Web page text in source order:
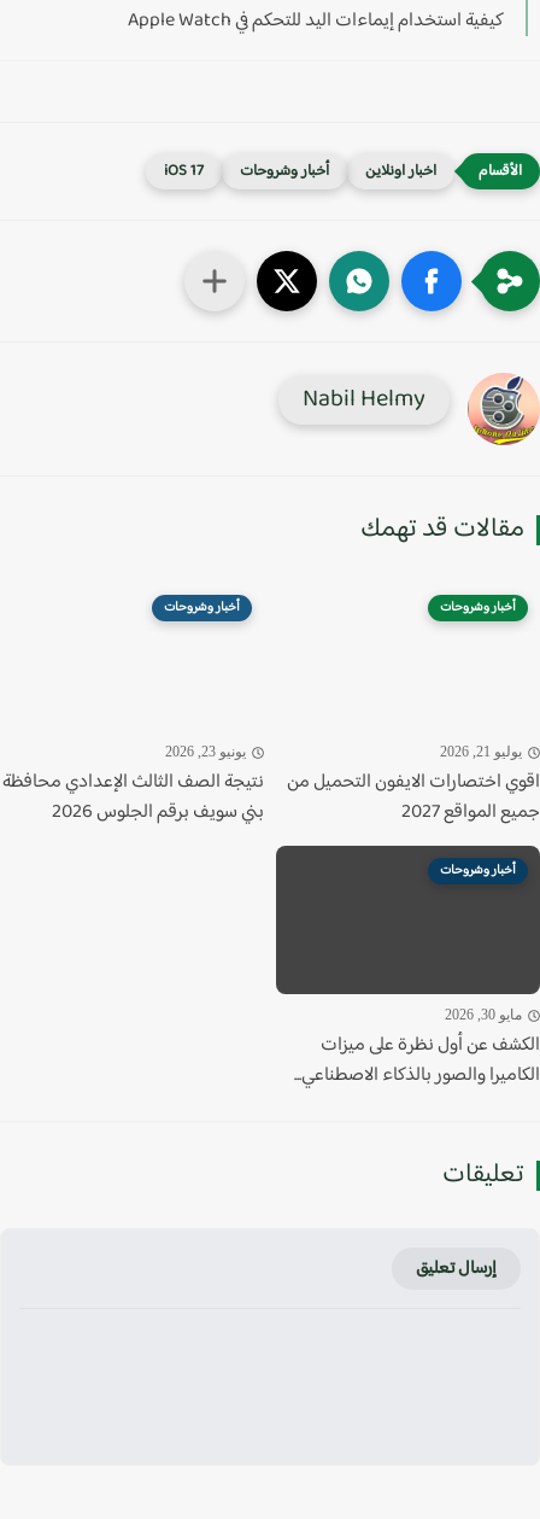
كيفية استخدام إيماءات اليد للتحكم في Apple Watch
اخبار اونلاين أخبار وشروحات iOS 17
Nabil Helmy
قد تهمك
أخبار وشروحات
21, 2026
اختصارات الايفون التحميل من
2027
أخبار وشروحات
يونيو 23, 2026
نتيجة الصف الثالث الإعدادي محافظة
بني سويف برقم الجلوس 2026
أخبار وشروحات
30, 2026
عن أول نظرة على ميزات
والصور بالذكاء الاصطناعي...
إرسال تعليق